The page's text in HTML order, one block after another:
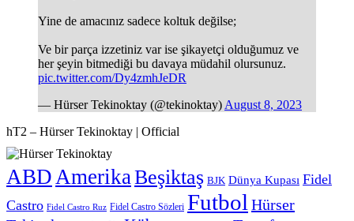
Yine de amacınız sadece koltuk değilse;
Ve bir parça izzetiniz var ise şikayetçi olduğumuz ve
her şeyin bitmediği bu davaya müdahil olursunuz.
pic.twitter.com/Dy4zmhJeDR
— Hürser Tekinoktay (@tekinoktay) August 8, 2023
hT2 – Hürser Tekinoktay | Official
ABD Amerika Beşiktaş BJK Dünya Kupası Fidel
Castro Fidel Castro Ruz Fidel Castro Sözleri Futbol Hürser